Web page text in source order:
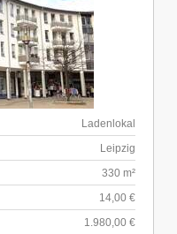
Ladenlokal
Leipzig
330 m²
14,00 €
1.980,00 €